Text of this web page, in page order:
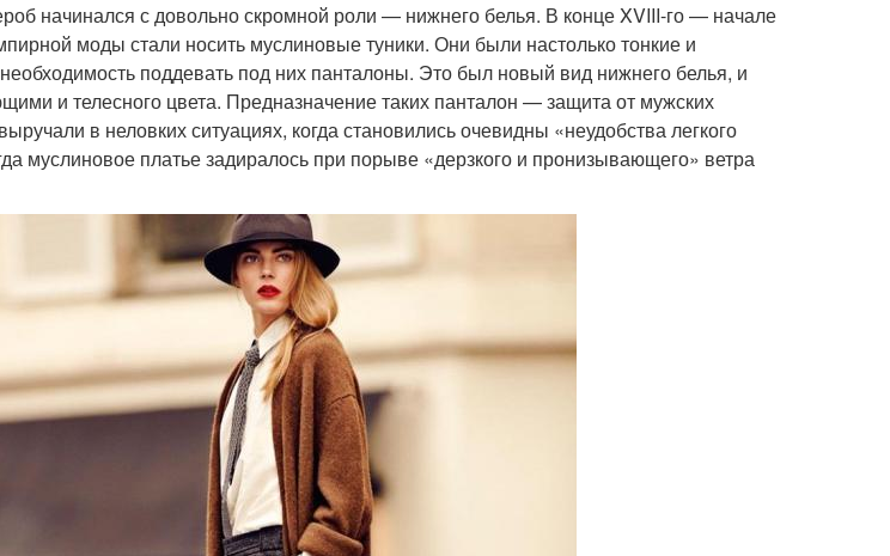
начинался с довольно скромной роли — нижнего белья. В конце XVIII-го — начале
моды стали носить муслиновые туники. Они были настолько тонкие и
поддевать под них панталоны. Это был новый вид нижнего белья, и
и телесного цвета. Предназначение таких панталон — защита от мужских
в неловких ситуациях, когда становились очевидны «неудобства легкого
муслиновое платье задиралось при порыве «дерзкого и пронизывающего» ветра